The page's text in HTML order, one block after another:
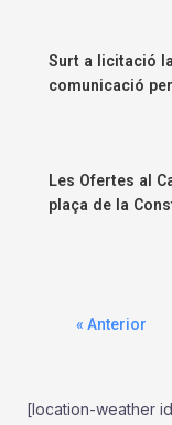
Surt a licitació
comunicació
Les Ofertes al
plaça de la
« Anterior
[location-weather